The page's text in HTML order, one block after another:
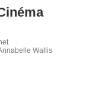
Wallis